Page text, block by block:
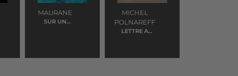
MAURANE
SUR UN
MICHEL
POLNAREFF
LETTRE A